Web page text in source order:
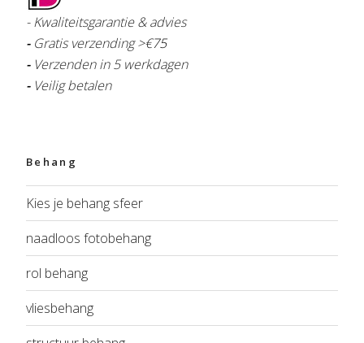
- Kwaliteitsgarantie & advies
- Gratis verzending >€75
- Verzenden in 5 werkdagen
- Veilig betalen
Behang
Kies je behang sfeer
naadloos fotobehang
rol behang
vliesbehang